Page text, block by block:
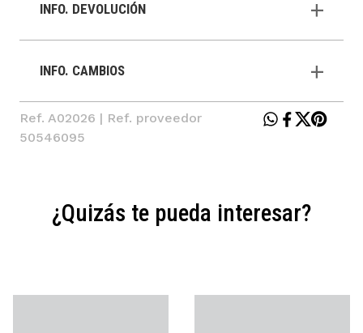
INFO. DEVOLUCIÓN
INFO. CAMBIOS
Ref. A02026 | Ref. proveedor
50546095
¿Quizás te pueda interesar?